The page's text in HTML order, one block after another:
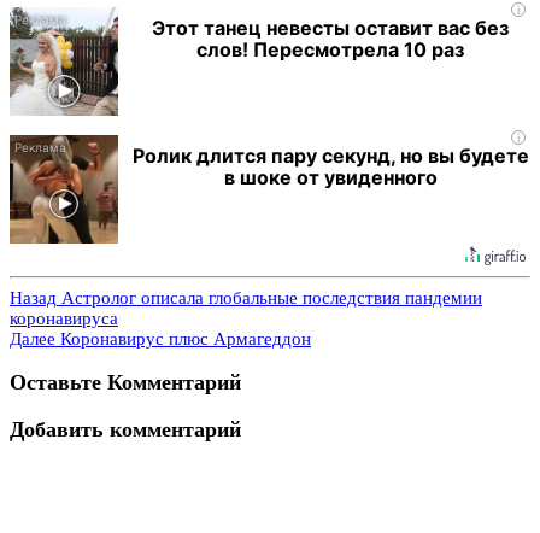
i
Этот танец невесты оставит вас без
слов! Пересмотрела 10 раз
i
Ролик длится пару секунд, но вы будете
в шоке от увиденного
Назад Астролог описала глобальные последствия пандемии
коронавируса
Далее Коронавирус плюс Армагеддон
Оставьте Комментарий
Добавить комментарий